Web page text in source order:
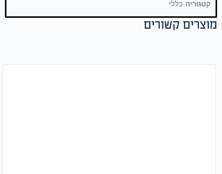
קטגוריה כללי
מוצרים קשורים